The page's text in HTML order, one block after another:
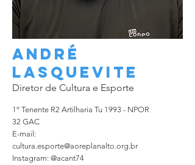
André
LASQUEVITE
Diretor de Cultura e Esporte
1º Tenente R2 Artilharia Tu 1993 - NPOR
32 GAC
E-mail:
cultura.esporte@aoreplanalto.org.br
Instagram: @acant74